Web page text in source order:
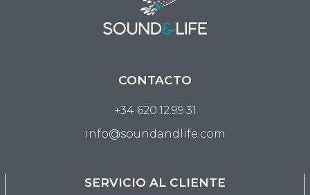
CONTACTO
+34 620.12.99.31
info@soundandlife.com
SERVICIO AL CLIENTE